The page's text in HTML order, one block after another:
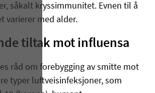
såkalt kryssimmunitet. Evnen til å
varierer med alder.
tiltak mot influensa
råd om forebygging av smitte mot
typer luftveisinfeksjoner, som